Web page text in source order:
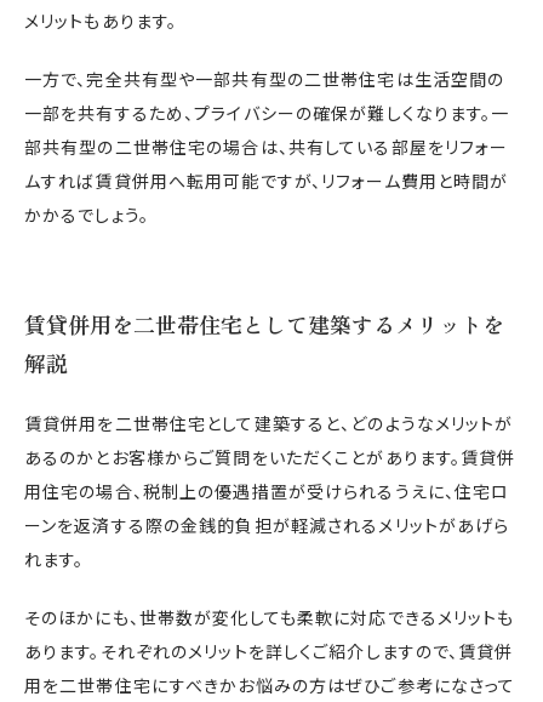
メリットもあります。
一方で、完全共有型や一部共有型の二世帯住宅は生活空間の
一部を共有するため、プライバシーの確保が難しくなります。一
部共有型の二世帯住宅の場合は、共有している部屋をリフォー
ムすれば賃貸併用へ転用可能ですが、リフォーム費用と時間が
かかるでしょう。
賃貸併用を二世帯住宅として建築するメリットを
解説
賃貸併用を二世帯住宅として建築すると、どのようなメリットが
あるのかとお客様からご質問をいただくことがあります。賃貸併
用住宅の場合、税制上の優遇措置が受けられるうえに、住宅ロ
ーンを返済する際の金銭的負担が軽減されるメリットがあげら
れます。
そのほかにも、世帯数が変化しても柔軟に対応できるメリットも
あります。それぞれのメリットを詳しくご紹介しますので、賃貸併
用を二世帯住宅にすべきかお悩みの方はぜひご参考になさって